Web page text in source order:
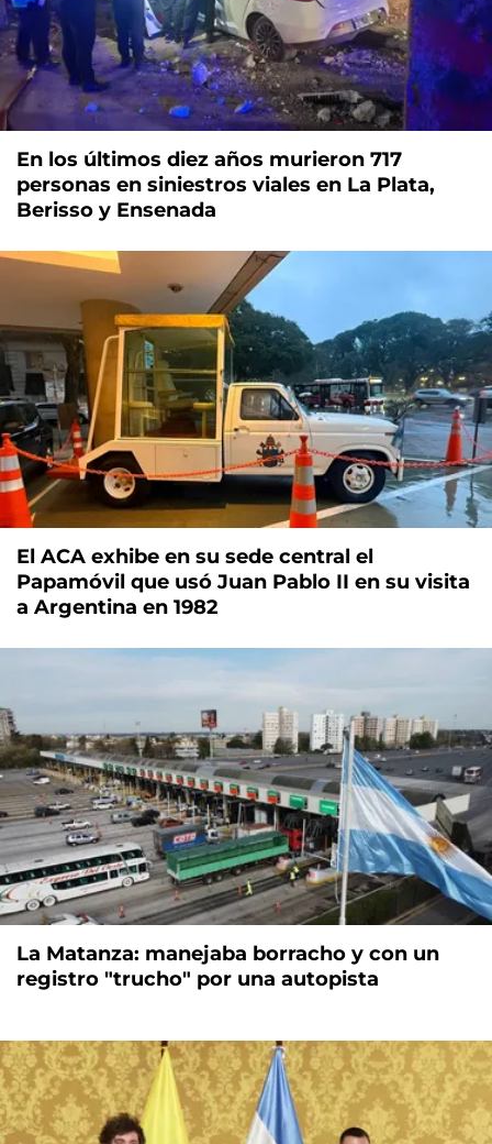
En los últimos diez años murieron 717
personas en siniestros viales en La Plata,
Berisso y Ensenada
El ACA exhibe en su sede central el
Papamóvil que usó Juan Pablo II en su visita
a Argentina en 1982
La Matanza: manejaba borracho y con un
registro "trucho" por una autopista